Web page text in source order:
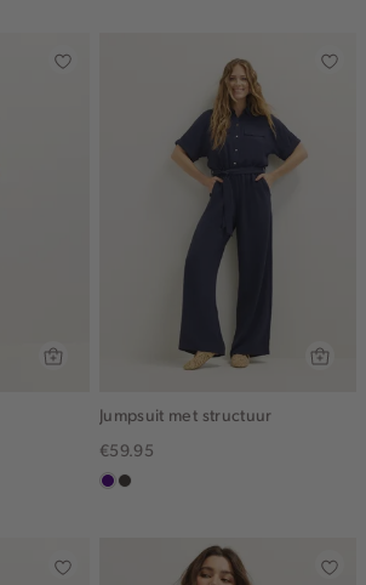
Jumpsuit met structuur
€59.95
indigochoco